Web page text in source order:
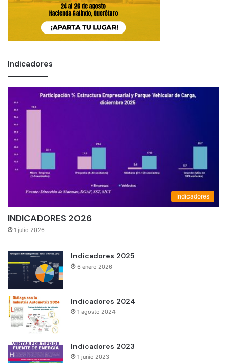
Indicadores
Indicadores
INDICADORES 2026
1 julio 2026
Indicadores 2025
6 enero 2026
Indicadores 2024
1 agosto 2024
Indicadores 2023
1 junio 2023